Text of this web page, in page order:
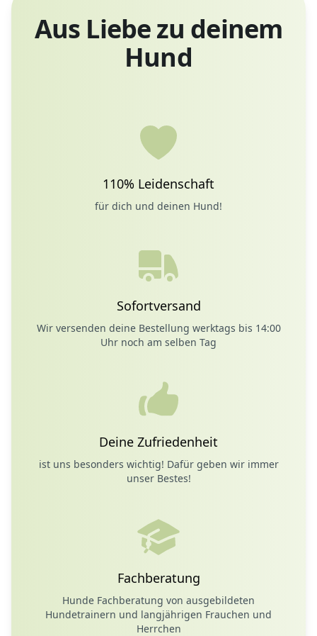
Aus Liebe zu deinem
Hund
110% Leidenschaft
für dich und deinen Hund!
Sofortversand
Wir versenden deine Bestellung werktags bis 14:00
Uhr noch am selben Tag
Deine Zufriedenheit
ist uns besonders wichtig! Dafür geben wir immer
unser Bestes!
Fachberatung
Hunde Fachberatung von ausgebildeten
Hundetrainern und langjährigen Frauchen und
Herrchen